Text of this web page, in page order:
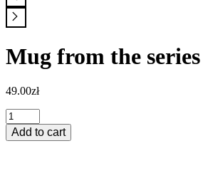
Mug from the
49.00zł
Mug
from
the
Add to cart